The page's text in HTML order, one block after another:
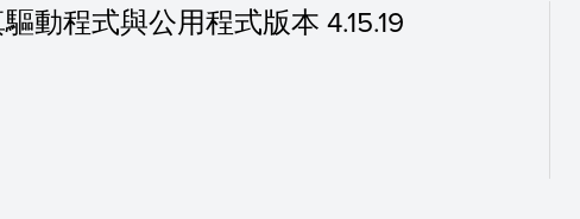
動程式與公用程式版本 4.15.19